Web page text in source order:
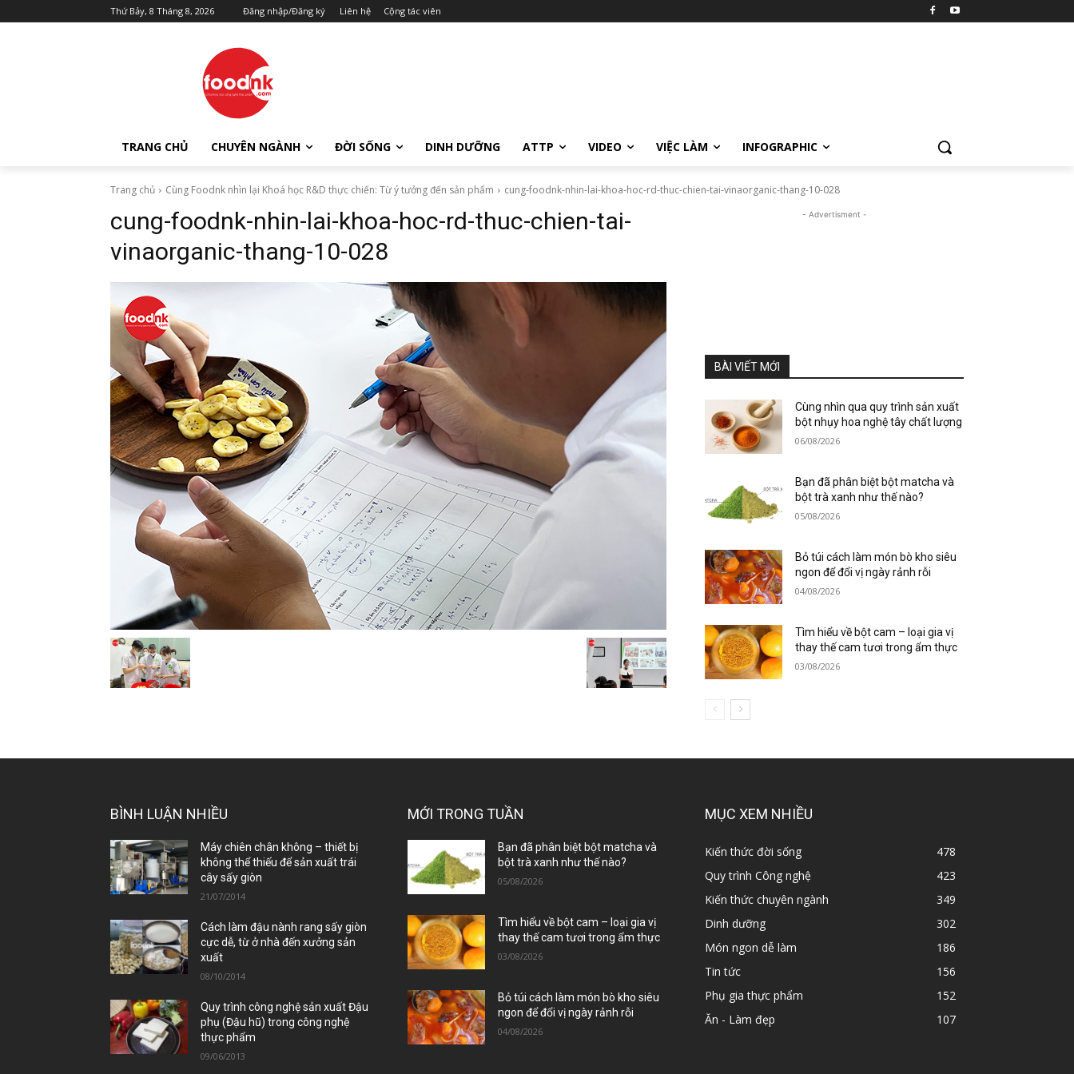
Thứ Bảy, 8 Tháng 8, 2026 Đăng nhập/Đăng ký Liên hệ Cộng tác viên
TRANG CHỦ CHUYÊN NGÀNH ĐỜI SỐNG DINH DƯỠNG ATTP VIDEO VIỆC LÀM INFOGRAPHIC
Trang chủ Cùng Foodnk nhìn lại Khoá học R&D thực chiến: Từ ý tưởng đến sản phẩm cung-foodnk-nhin-lai-khoa-hoc-rd-thuc-chien-tai-vinaorganic-thang-10-028
cung-foodnk-nhin-lai-khoa-hoc-rd-thuc-chien-tai-
vinaorganic-thang-10-028
- Advertisment -
BÀI VIẾT MỚI
Cùng nhìn qua quy trình sản xuất
bột nhụy hoa nghệ tây chất lượng
06/08/2026
Bạn đã phân biệt bột matcha và
bột trà xanh như thế nào?
05/08/2026
Bỏ túi cách làm món bò kho siêu
ngon để đổi vị ngày rảnh rỗi
04/08/2026
Tìm hiểu về bột cam – loại gia vị
thay thế cam tươi trong ẩm thực
03/08/2026
BÌNH LUẬN NHIỀU
Máy chiên chân không – thiết bị
không thể thiếu để sản xuất trái
cây sấy giòn
21/07/2014
Cách làm đậu nành rang sấy giòn
cực dễ, từ ở nhà đến xưởng sản
xuất
08/10/2014
Quy trình công nghệ sản xuất Đậu
phụ (Đậu hũ) trong công nghệ
thực phẩm
09/06/2013
MỚI TRONG TUẦN
Bạn đã phân biệt bột matcha và
bột trà xanh như thế nào?
05/08/2026
Tìm hiểu về bột cam – loại gia vị
thay thế cam tươi trong ẩm thực
03/08/2026
Bỏ túi cách làm món bò kho siêu
ngon để đổi vị ngày rảnh rỗi
04/08/2026
MỤC XEM NHIỀU
Kiến thức đời sống
478
Quy trình Công nghệ
423
Kiến thức chuyên ngành
349
Dinh dưỡng
302
Món ngon dễ làm
186
Tin tức
156
Phụ gia thực phẩm
152
Ăn - Làm đẹp
107